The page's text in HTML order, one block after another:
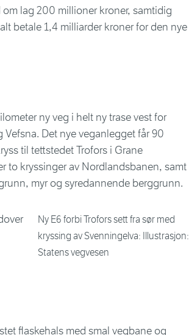
lag 200 millioner kroner, samtidig
betale 1,4 milliarder kroner for den nye
ny veg i helt ny trase vest for
Det nye veganlegget får 90
til tettstedet Trofors i Grane
to kryssinger av Nordlandsbanen, samt
myr og syredannende berggrunn.
Ny E6 forbi Trofors sett fra sør med
kryssing av Svenningelva: Illustrasjon:
Statens vegvesen
flaskehals med smal vegbane og